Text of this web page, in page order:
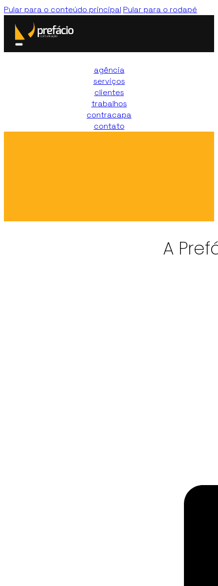
Pular para o conteúdo principal Pular para o rodapé
agência
serviços
clientes
trabalhos
contracapa
contato
A